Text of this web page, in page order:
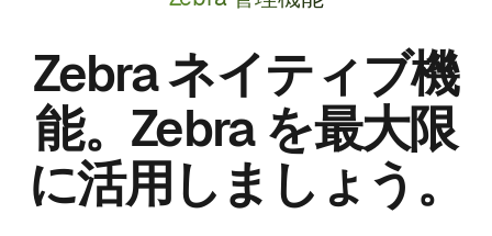
Zebra ネイティブ機
能。Zebra を最大限
に活用しましょう。